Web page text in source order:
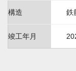
構造 鉄
竣工年月